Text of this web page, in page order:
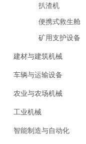
扒渣机
便携式救生舱
矿用支护设备
建材与建筑机械
车辆与运输设备
农业与农场机械
工业机械
智能制造与自动化